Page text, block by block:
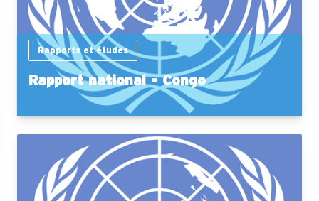
Rapports et études
Rapport national - Congo